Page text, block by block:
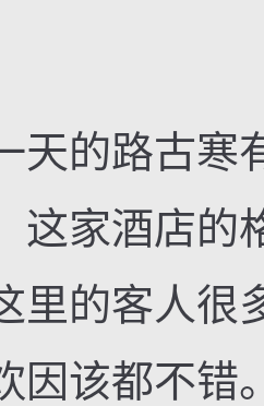
的路古寒
这家酒店的
里的客人很
因该都不错